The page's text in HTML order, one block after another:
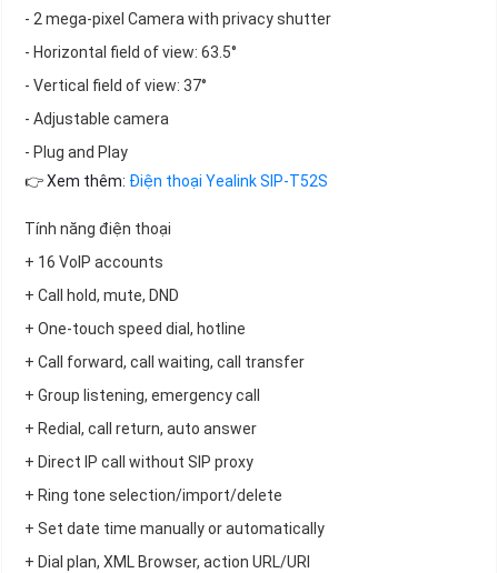
- 2 mega-pixel Camera with privacy shutter
- Horizontal field of view: 63.5°
- Vertical field of view: 37°
- Adjustable camera
- Plug and Play
👉 Xem thêm: Điện thoại Yealink SIP-T52S
Tính năng điện thoại
+ 16 VoIP accounts
+ Call hold, mute, DND
+ One-touch speed dial, hotline
+ Call forward, call waiting, call transfer
+ Group listening, emergency call
+ Redial, call return, auto answer
+ Direct IP call without SIP proxy
+ Ring tone selection/import/delete
+ Set date time manually or automatically
+ Dial plan, XML Browser, action URL/URI